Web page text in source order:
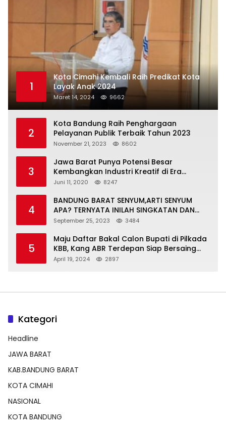
1
Kota Cimahi Kembali Raih Predikat Kota
Layak Anak 2024
Maret 14, 2024 9662
2
Kota Bandung Raih Penghargaan
Pelayanan Publik Terbaik Tahun 2023
November 21, 2023 8602
3
Jawa Barat Punya Potensi Besar
Kembangkan Industri Kreatif di Era
Normal Baru
Juni 11, 2020 8247
4
BANDUNG BARAT SENYUM,ARTI SENYUM
APA? TERNYATA INILAH SINGKATAN DAN
MAKNANYA
September 25, 2023 3484
5
Maju Daftar Bakal Calon Bupati di Pilkada
KBB, Kang ABR Terdepan Siap Bersaing
Dengan Balon Lainnya
April 19, 2024 2897
Kategori
Headline
JAWA BARAT
KAB.BANDUNG BARAT
KOTA CIMAHI
NASIONAL
KOTA BANDUNG